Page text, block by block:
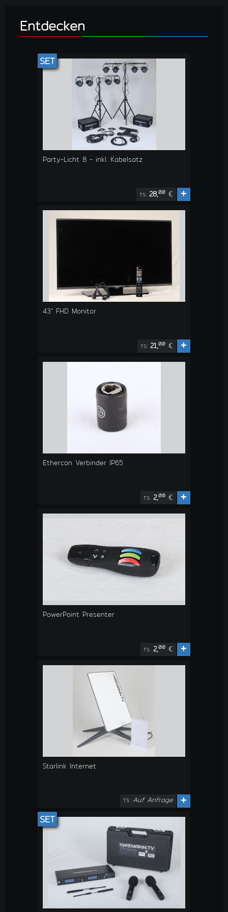
Entdecken
SET
Party-Licht 8 - inkl. Kabelsatz
TS: 28,00 € +
43" FHD Monitor
TS: 21,00 € +
Ethercon Verbinder IP65
TS: 2,00 € +
PowerPoint Presenter
TS: 2,00 € +
Starlink Internet
TS: Auf Anfrage +
SET